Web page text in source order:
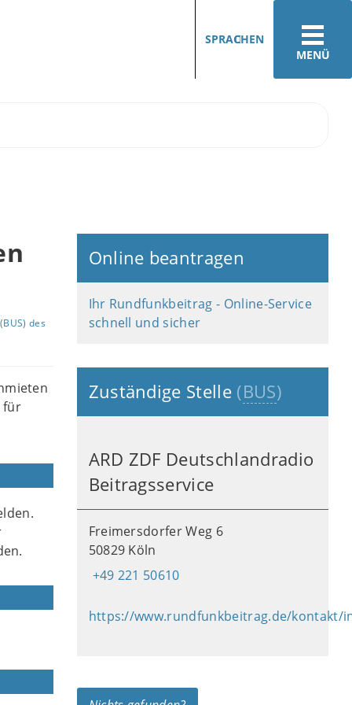
MENÜ
SPRACHEN
des
für
Online beantragen
Ihr Rundfunk­beitrag - Online-Service
schnell und sicher
Zuständige Stelle (BUS)
ARD ZDF Deutschlandradio
Beitragsservice
Freimersdorfer Weg 6
50829 Köln
+49 221 50610
https://www.rundfunkbeitrag.de/kontakt/